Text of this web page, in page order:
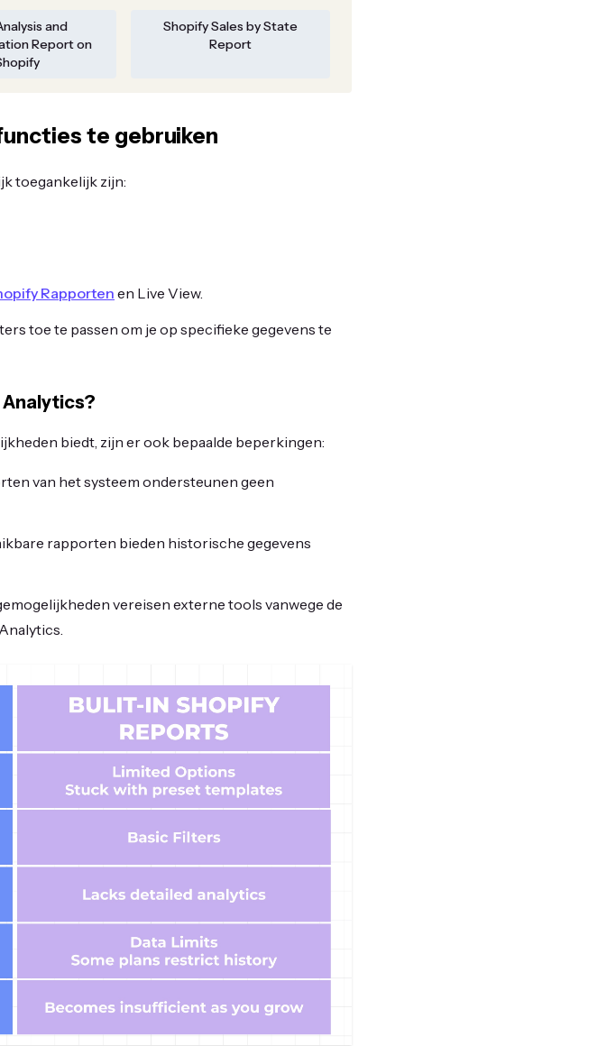
and
Report on
Shopify Sales by State
Report
te gebruiken
toegankelijk zijn:
Rapportenen Live View.
toe te passen om je op specifieke gegevens te
biedt, zijn er ook bepaalde beperkingen:
van het systeem ondersteunen geen
rapporten bieden historische gegevens
vereisen externe tools vanwege de